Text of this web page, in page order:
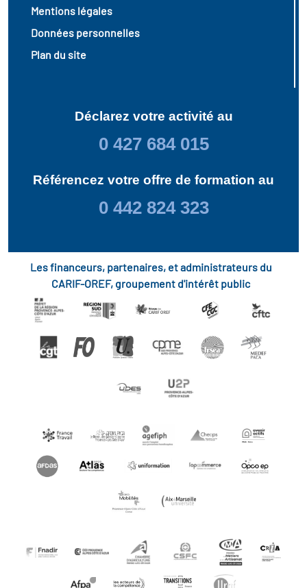
Mentions légales
Données personnelles
Plan du site
Déclarez votre activité au
0 427 684 015
Référencez votre offre de formation au
0 442 824 323
Les financeurs, partenaires, et administrateurs du
CARIF-OREF, groupement d'intérêt public